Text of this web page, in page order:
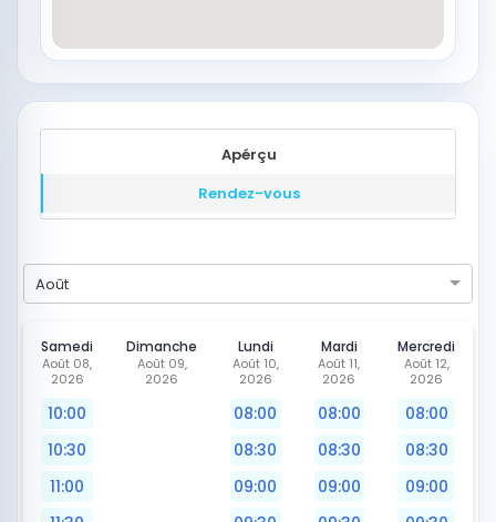
Apérçu
Rendez-vous
Août
Samedi
Août 08,
2026
10:00
10:30
11:00
Dimanche
Août 09,
2026
Lundi
Août 10,
2026
08:00
08:30
09:00
Mardi
Août 11,
2026
08:00
08:30
09:00
Mercredi
Août 12,
2026
08:00
08:30
09:00